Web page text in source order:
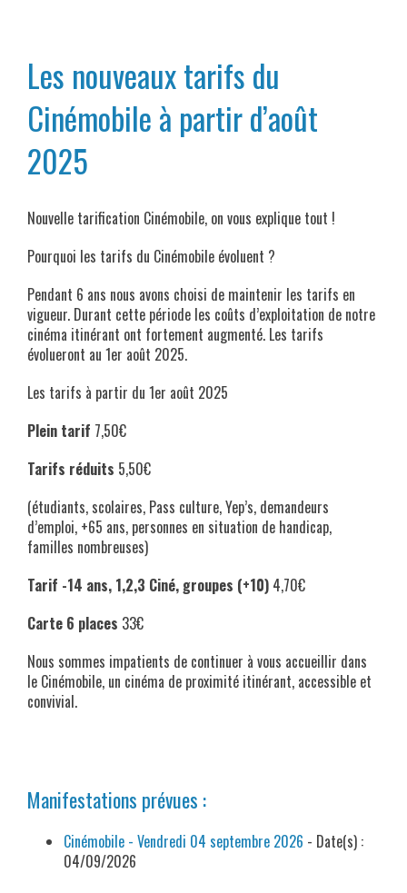
Les nouveaux tarifs du
Cinémobile à partir d’août
2025
Nouvelle tarification Cinémobile, on vous explique tout !
Pourquoi les tarifs du Cinémobile évoluent ?
Pendant 6 ans nous avons choisi de maintenir les tarifs en
vigueur. Durant cette période les coûts d’exploitation de notre
cinéma itinérant ont fortement augmenté. Les tarifs
évolueront au 1er août 2025.
Les tarifs à partir du 1er août 2025
Plein tarif 7,50€
Tarifs réduits 5,50€
(étudiants, scolaires, Pass culture, Yep’s, demandeurs
d’emploi, +65 ans, personnes en situation de handicap,
familles nombreuses)
Tarif -14 ans, 1,2,3 Ciné, groupes (+10) 4,70€
Carte 6 places 33€
Nous sommes impatients de continuer à vous accueillir dans
le Cinémobile, un cinéma de proximité itinérant, accessible et
convivial.
Manifestations prévues :
Cinémobile - Vendredi 04 septembre 2026 - Date(s) :
04/09/2026